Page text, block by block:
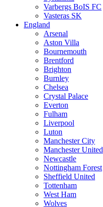
Varbergs BoIS FC
Vasteras SK
England
Arsenal
Aston Villa
Bournemouth
Brentford
Brighton
Burnley
Chelsea
Crystal Palace
Everton
Fulham
Liverpool
Luton
Manchester City
Manchester United
Newcastle
Nottingham Forest
Sheffield United
Tottenham
West Ham
Wolves